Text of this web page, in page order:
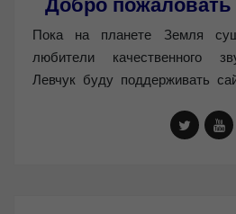
Пока на планете Земля
любители качественного
Левчук буду поддерживать